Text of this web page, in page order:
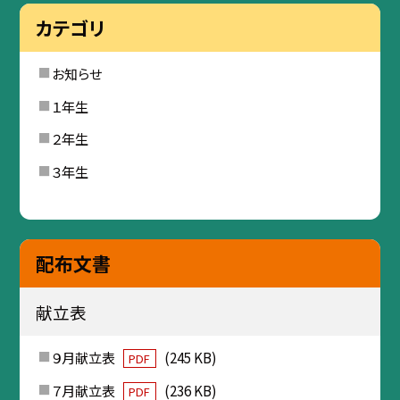
カテゴリ
お知らせ
１年生
２年生
３年生
配布文書
献立表
９月献立表 PDF
(245 KB)
７月献立表
PDF (236 KB)